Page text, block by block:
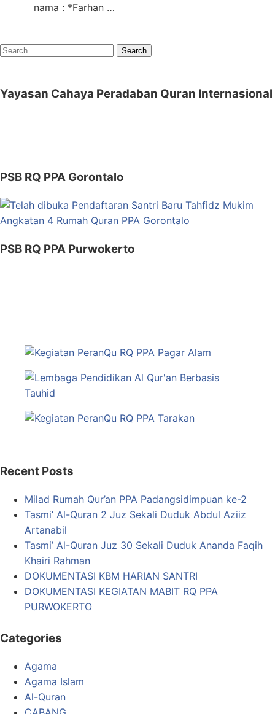
nama : *Farhan …
Search
Yayasan Cahaya Peradaban Quran Internasional
PSB RQ PPA Gorontalo
PSB RQ PPA Purwokerto
Recent Posts
Milad Rumah Qur’an PPA Padangsidimpuan ke-2
Tasmi’ Al-Quran 2 Juz Sekali Duduk Abdul Aziiz
Artanabil
Tasmi’ Al-Quran Juz 30 Sekali Duduk Ananda Faqih
Khairi Rahman
DOKUMENTASI KBM HARIAN SANTRI
DOKUMENTASI KEGIATAN MABIT RQ PPA
PURWOKERTO
Categories
Agama
Agama Islam
Al-Quran